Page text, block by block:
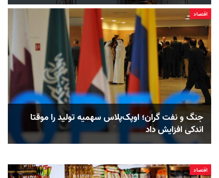
اقتصاد
جنگ و نفت گران؛ اوپک‌پلاس سهمیه تولید را موقتا
اندکی افزایش داد
اقتصاد